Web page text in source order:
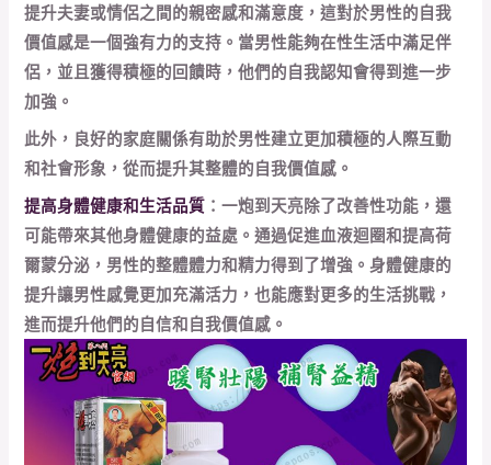
提升夫妻或情侶之間的親密感和滿意度，這對於男性的自我
價值感是一個強有力的支持。當男性能夠在性生活中滿足伴
侶，並且獲得積極的回饋時，他們的自我認知會得到進一步
加強。
此外，良好的家庭關係有助於男性建立更加積極的人際互動
和社會形象，從而提升其整體的自我價值感。
提高身體健康和生活品質 ：一炮到天亮除了改善性功能，還
可能帶來其他身體健康的益處。通過促進血液迴圈和提高荷
爾蒙分泌，男性的整體體力和精力得到了增強。身體健康的
提升讓男性感覺更加充滿活力，也能應對更多的生活挑戰，
進而提升他們的自信和自我價值感。